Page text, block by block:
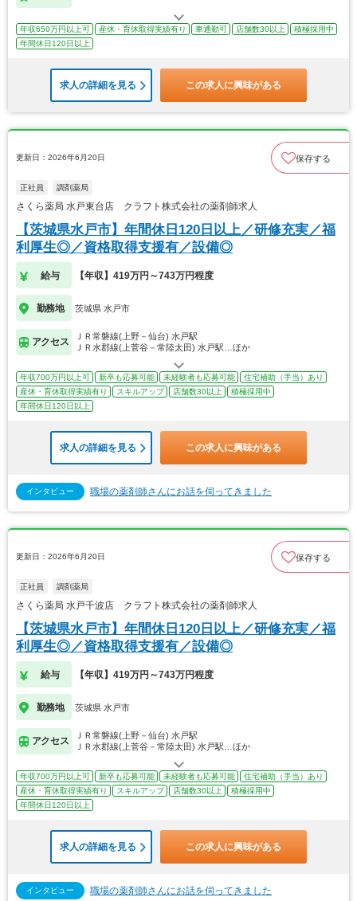
年収650万円以上可 産休・育休取得実績有り 車通勤可 店舗数30以上
積極採用中
年間休日120日以上
求人の詳細を見る この求人に興味がある
更新日：2026年6月20日 保存する
正社員 調剤薬局
さくら薬局 水戸東台店 クラフト株式会社の薬剤師求人
【茨城県水戸市】年間休日120日以上／研修充実／福
利厚生◎／資格取得支援有／設備◎
給与 【年収】419万円～743万円程度
勤務地 茨城県 水戸市
アクセス
ＪＲ常磐線(上野－仙台) 水戸駅
ＪＲ水郡線(上菅谷－常陸太田) 水戸駅…ほか
年収700万円以上可 新卒も応募可能 未経験者も応募可能
住宅補助（手当）あり
産休・育休取得実績有り
スキルアップ 店舗数30以上
積極採用中
年間休日120日以上
求人の詳細を見る この求人に興味がある
インタビュー 職場の薬剤師さんにお話を伺ってきました
更新日：2026年6月20日 保存する
正社員 調剤薬局
さくら薬局 水戸千波店 クラフト株式会社の薬剤師求人
【茨城県水戸市】年間休日120日以上／研修充実／福
利厚生◎／資格取得支援有／設備◎
給与 【年収】419万円～743万円程度
勤務地 茨城県 水戸市
アクセス
ＪＲ常磐線(上野－仙台) 水戸駅
ＪＲ水郡線(上菅谷－常陸太田) 水戸駅…ほか
年収700万円以上可 新卒も応募可能 未経験者も応募可能
住宅補助（手当）あり
産休・育休取得実績有り
スキルアップ 店舗数30以上
積極採用中
年間休日120日以上
求人の詳細を見る この求人に興味がある
インタビュー 職場の薬剤師さんにお話を伺ってきました